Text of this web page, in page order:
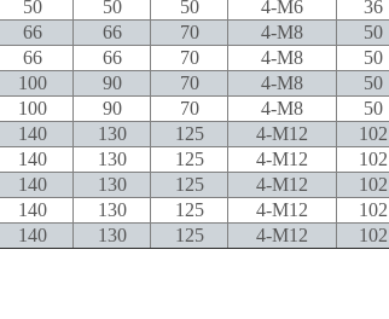
50 50 50 4-M6 36
66 66 70 4-M8 50
66 66 70 4-M8 50
100 90 70 4-M8 50
100 90 70 4-M8 50
140 130 125 4-M12 102
140 130 125 4-M12 102
140 130 125 4-M12 102
140 130 125 4-M12 102
140 130 125 4-M12 102